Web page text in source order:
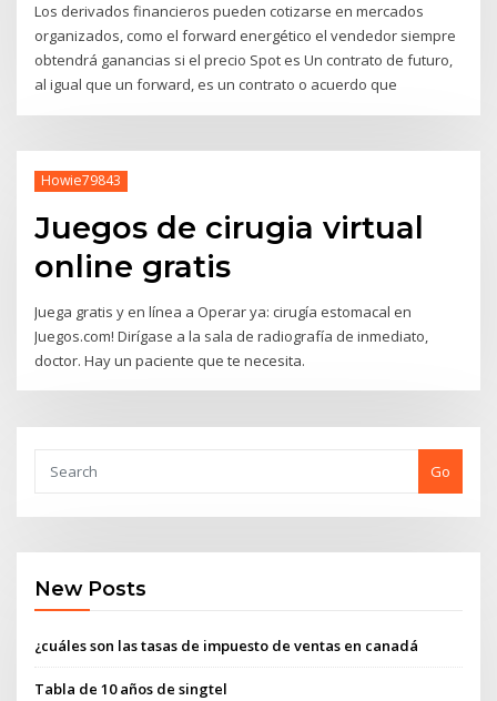
Los derivados financieros pueden cotizarse en mercados
organizados, como el forward energético el vendedor siempre
obtendrá ganancias si el precio Spot es Un contrato de futuro,
al igual que un forward, es un contrato o acuerdo que
Howie79843
Juegos de cirugia virtual
online gratis
Juega gratis y en línea a Operar ya: cirugía estomacal en
Juegos.com! Dirígase a la sala de radiografía de inmediato,
doctor. Hay un paciente que te necesita.
Go
New Posts
¿cuáles son las tasas de impuesto de ventas en canadá
Tabla de 10 años de singtel